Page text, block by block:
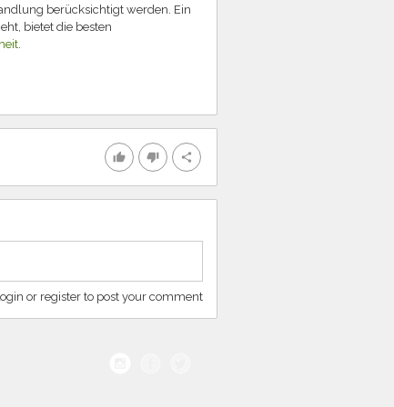
berücksichtigt werden. Ein
bietet die besten
.
thumb_up thumb_down share
or register to post your comment